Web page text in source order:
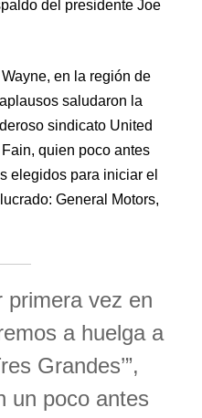
del presidente Joe
en la región de
saludaron la
sindicato United
quien poco antes
elegidos para iniciar el
General Motors,
primera vez en
a huelga a
Grandes’”,
un poco antes